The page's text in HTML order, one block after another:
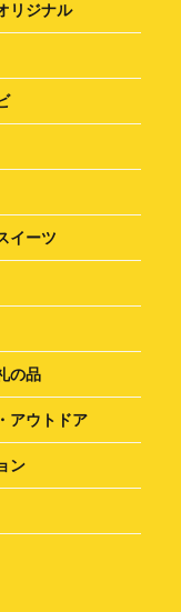
リジナル
イーツ
の品
アウトドア
ン